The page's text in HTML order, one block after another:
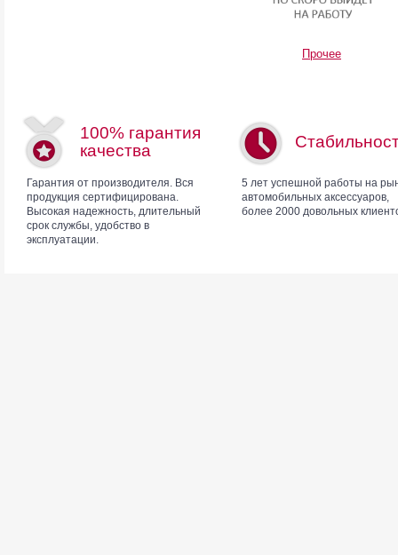
Прочее
100% гарантия
качества
Гарантия от производителя. Вся
продукция сертифицирована.
Высокая надежность, длительный
срок службы, удобство в
эксплуатации.
5 лет успешной работы на
автомобильных аксессуаров,
более 2000 довольных